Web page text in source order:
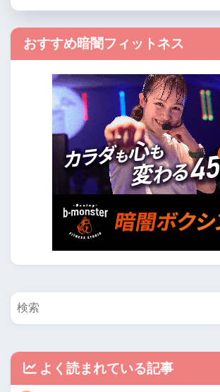
おすすめ暗闇フィットネス
よく読まれている記事